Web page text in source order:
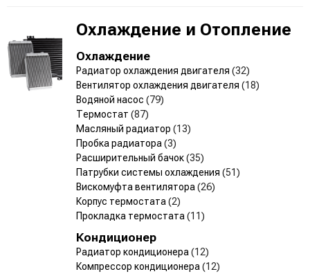
Охлаждение и Отопление
Охлаждение
Радиатор охлаждения двигателя (32)
Вентилятор охлаждения двигателя (18)
Водяной насос (79)
Термостат (87)
Масляный радиатор (13)
Пробка радиатора (3)
Расширительный бачок(35)
Патрубки системы охлаждения (51)
Вискомуфта вентилятора (26)
Корпус термостата (2)
Прокладка термостата (11)
Кондиционер
Радиатор кондиционера (12)
Компрессор кондиционера (12)